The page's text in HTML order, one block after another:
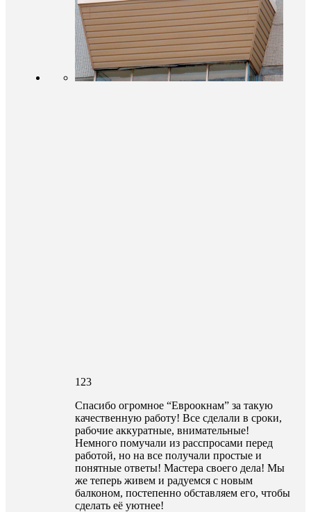
123
Спасибо огромное “Евроокнам” за такую
качественную работу! Все сделали в сроки,
рабочие аккуратные, внимательные!
Немного помучали из расспросами перед
работой, но на все получали простые и
понятные ответы! Мастера своего дела! Мы
же теперь живем и радуемся с новым
балконом, постепенно обставляем его, чтобы
сделать её уютнее!